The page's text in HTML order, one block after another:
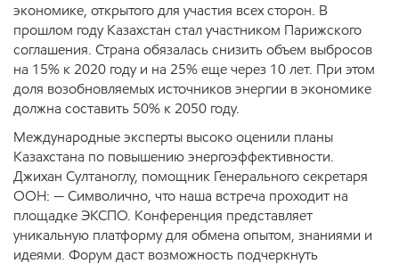
экономике, открытого для участия всех сторон. В
прошлом году Казахстан стал участником Парижского
соглашения. Страна обязалась снизить объем выбросов
на 15% к 2020 году и на 25% еще через 10 лет. При этом
доля возобновляемых источников энергии в экономике
должна составить 50% к 2050 году.
Международные эксперты высоко оценили планы
Казахстана по повышению энергоэффективности.
Джихан Султаноглу, помощник Генерального секретаря
ООН: — Символично, что наша встреча проходит на
площадке ЭКСПО. Конференция представляет
уникальную платформу для обмена опытом, знаниями и
идеями. Форум даст возможность подчеркнуть